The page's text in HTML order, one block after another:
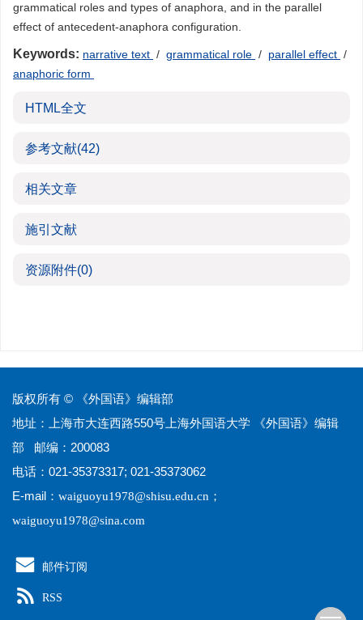
grammatical roles and types of anaphora, and in the parallel
effect of antecedent-anaphora configuration.
Keywords: narrative text / grammatical role / parallel effect /
anaphoric form
HTML全文
参考文献(42)
相关文章
施引文献
资源附件(0)
版权所有 © 《外国语》编辑部
地址：上海市大连西路550号上海外国语大学 《外国语》编辑
部 邮编：200083
电话：021-35373317; 021-35373062
E-mail： waiguoyu1978@shisu.edu.cn ；
waiguoyu1978@sina.com
邮件订阅
RSS